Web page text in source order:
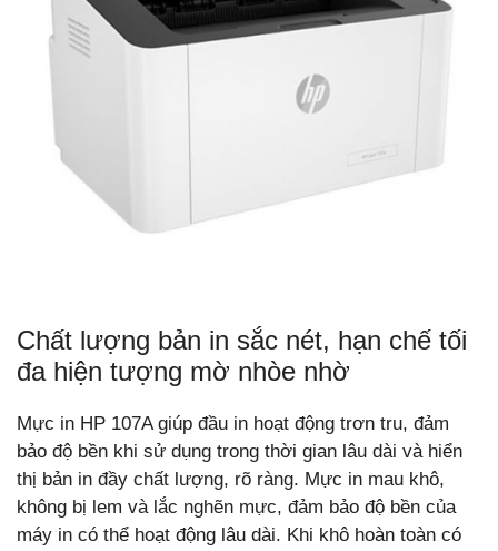
Chất lượng bản in sắc nét, hạn chế tối
đa hiện tượng mờ nhòe nhờ
Mực in HP 107A giúp đầu in hoạt động trơn tru, đảm
bảo độ bền khi sử dụng trong thời gian lâu dài và hiển
thị bản in đầy chất lượng, rõ ràng. Mực in mau khô,
không bị lem và lắc nghẽn mực, đảm bảo độ bền của
máy in có thể hoạt động lâu dài. Khi khô hoàn toàn có